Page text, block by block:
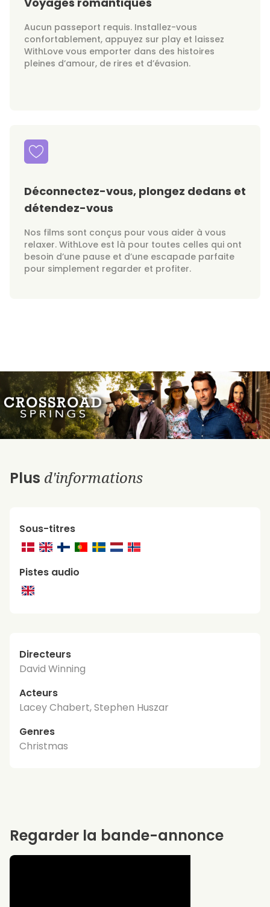
Aucun passeport requis. Installez-vous
confortablement, appuyez sur play et laissez
WithLove vous emporter dans des histoires
pleines d’amour, de rires et d’évasion.
Déconnectez-vous, plongez dedans et
détendez-vous
Nos films sont conçus pour vous aider à vous
relaxer. WithLove est là pour toutes celles qui ont
besoin d’une pause et d’une escapade parfaite
pour simplement regarder et profiter.
Plus d'informations
Sous-titres
Pistes audio
Directeurs
David Winning
Acteurs
Lacey Chabert, Stephen Huszar
Genres
Christmas
Regarder la bande-annonce